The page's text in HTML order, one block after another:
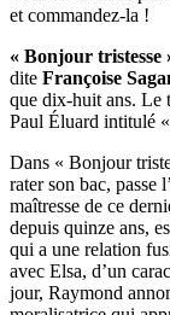
et commandez-la !
« Bonjour tristesse
dite Françoise
que dix-huit ans. Le
Paul Éluard intitulé
Dans « Bonjour
rater son bac, passe
maîtresse de ce
depuis quinze ans,
qui a une relation
avec Elsa, d’un
jour, Raymond